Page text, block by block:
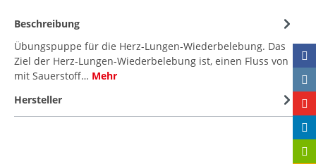
Beschreibung
Übungspuppe für die Herz-Lungen-Wiederbelebung. Das
Ziel der Herz-Lungen-Wiederbelebung ist, einen Fluss von
mit Sauerstoff… Mehr
Hersteller